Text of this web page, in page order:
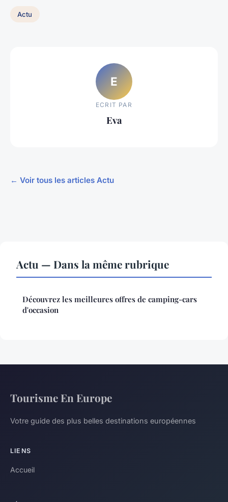
Actu
E
ECRIT PAR
Eva
← Voir tous les articles Actu
Actu — Dans la même rubrique
Découvrez les meilleures offres de camping-cars
d'occasion
Tourisme En Europe
Votre guide des plus belles destinations européennes
LIENS
Accueil